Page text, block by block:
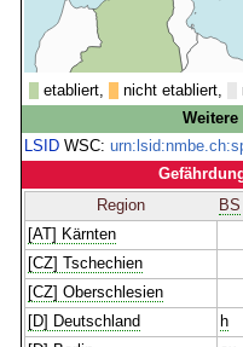
etabliert, nicht etabliert,
LSIDWSC:
Region
BS
[AT] Kärnten
[CZ] Tschechien
[CZ] Oberschlesien
[D] Deutschland
h